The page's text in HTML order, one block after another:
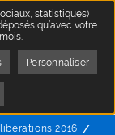
2016
statistiques)
qu’avec votre
Personnaliser